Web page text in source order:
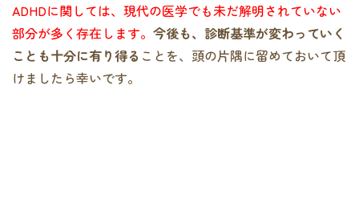
ADHDに関しては、現代の医学でも未だ解明されていない
部分が多く存在します。 今後も、診断基準が変わっていく
ことも十分に有り得る ことを、頭の片隅に留めておいて頂
けましたら幸いです。